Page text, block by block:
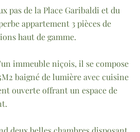
pas de la Place Garibaldi et du
appartement 3 pièces de
haut de gamme.
immeuble niçois, il se compose
baigné de lumière avec cuisine
ouverte offrant un espace de